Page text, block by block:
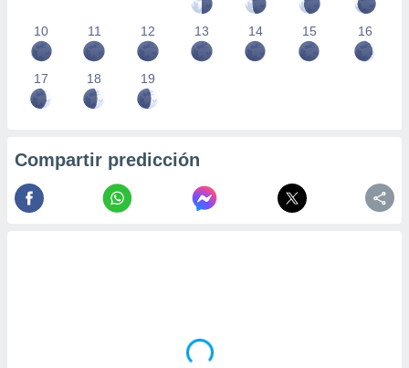
10 11 12 13 14 15 16
17 18 19
Compartir predicción